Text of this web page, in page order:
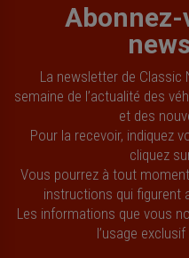
La newsletter de Classic
semaine de l’actualité des
et des
Pour la recevoir, indiquez
cliquez
Vous pourrez à tout
instructions qui figurent
Les informations que vous
l’usage